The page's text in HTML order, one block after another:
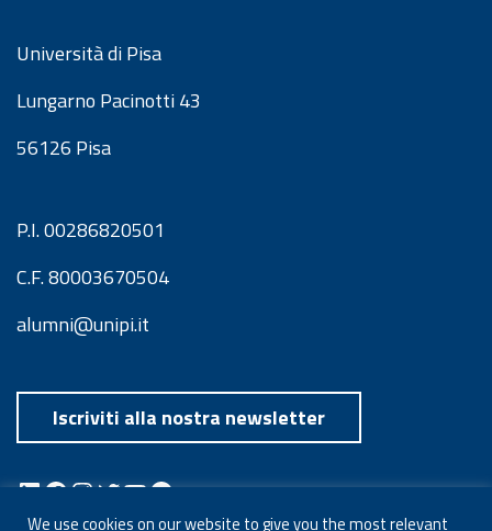
Università di Pisa
Lungarno Pacinotti 43
56126 Pisa
P.I. 00286820501
C.F. 80003670504
alumni@unipi.it
Iscriviti alla nostra newsletter
LinkedIn Facebook InstagramTwitter YouTube Spotify Telegram
We use cookies on our website to give you the most relevant